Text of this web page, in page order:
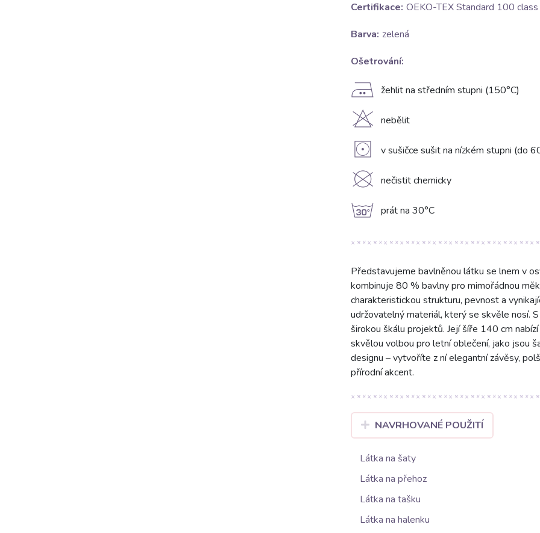
Certifikace: OEKO-TEX Standard 100 class
Barva: zelená
Ošetrování:
E žehlit na středním stupni (150°C)
H nebělit
V v sušičce sušit na nízkém stupni (do
K nečistit chemicky
g prát na 30°C
Představujeme bavlněnou látku se lnem v
kombinuje 80 % bavlny pro mimořádnou
charakteristickou strukturu, pevnost a
udržovatelný materiál, který se skvěle nosí.
širokou škálu projektů. Její šíře 140 cm
skvělou volbou pro letní oblečení, jako jsou
designu – vytvoříte z ní elegantní závěsy,
přírodní akcent.
NAVRHOVANÉ POUŽITÍ
Látka na šaty
Látka na přehoz
Látka na tašku
Látka na halenku